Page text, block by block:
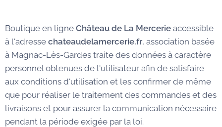
Boutique en ligne Château de La Mercerie accessible
à l'adresse chateaudelamercerie.fr, association basée
à Magnac-Lès-Gardes traite des données à caractère
personnel obtenues de l'utilisateur afin de satisfaire
aux conditions d'utilisation et les confirmer de même
que pour réaliser le traitement des commandes et des
livraisons et pour assurer la communication nécessaire
pendant la période exigée par la loi.